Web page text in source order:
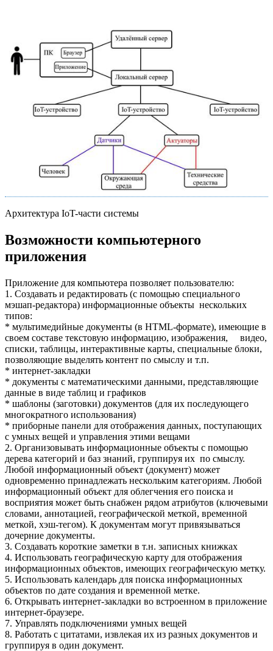
Архитектура IoT-части системы
Возможности компьютерного
приложения
Приложение для компьютера позволяет пользователю:
1. Создавать и редактировать (с помощью специального
мэшап-редактора) информационные объекты нескольких
типов:
* мультимедийные документы (в HTML-формате), имеющие в
своем составе текстовую информацию, изображения, видео,
списки, таблицы, интерактивные карты, специальные блоки,
позволяющие выделять контент по смыслу и т.п.
* интернет-закладки
* документы с математическими данными, представляющие
данные в виде таблиц и графиков
* шаблоны (заготовки) документов (для их последующего
многократного использования)
* приборные панели для отображения данных, поступающих
с умных вещей и управления этими вещами
2. Организовывать информационные объекты с помощью
дерева категорий и баз знаний, группируя их по смыслу.
Любой информационный объект (документ) может
одновременно принадлежать нескольким категориям. Любой
информационный объект для облегчения его поиска и
восприятия может быть снабжен рядом атрибутов (ключевыми
словами, аннотацией, географической меткой, временной
меткой, хэш-тегом). К документам могут привязываться
дочерние документы.
3. Создавать короткие заметки в т.н. записных книжках
4. Использовать географическую карту для отображения
информационных объектов, имеющих географическую метку.
5. Использовать календарь для поиска информационных
объектов по дате создания и временной метке.
6. Открывать интернет-закладки во встроенном в приложение
интернет-браузере.
7. Управлять подключениями умных вещей
8. Работать с цитатами, извлекая их из разных документов и
группируя в один документ.